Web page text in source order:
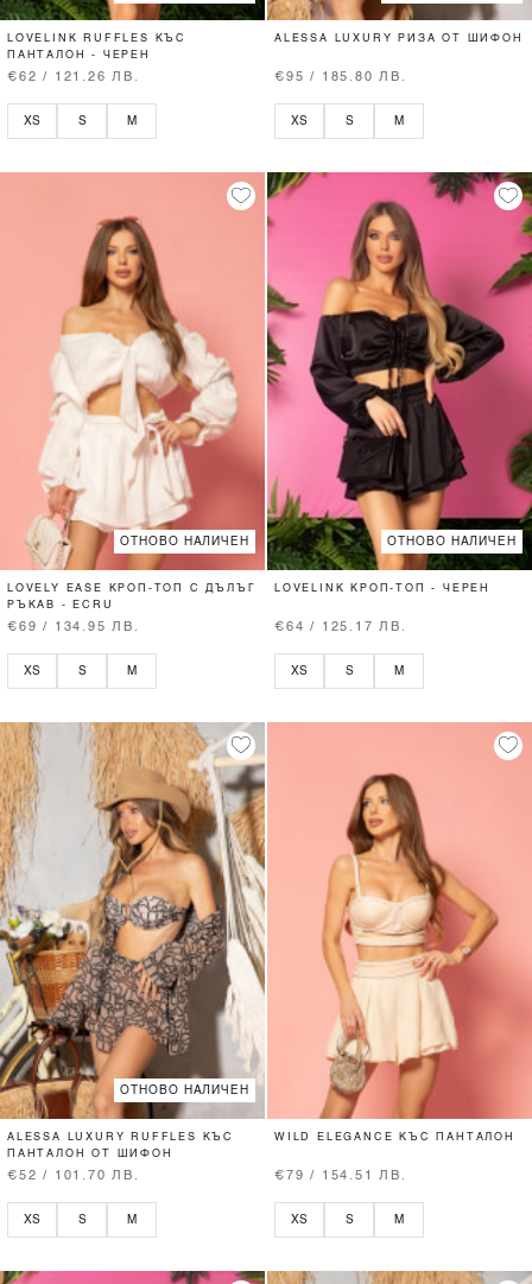
LOVELINK RUFFLES КЪС
ПАНТАЛОН - ЧЕРЕН
€62 / 121.26 ЛВ.
XS S M
ALESSA LUXURY РИЗА ОТ ШИФОН
€95 / 185.80 ЛВ.
XS S M
ОТНОВО НАЛИЧЕН
LOVELY EASE КРОП-ТОП С ДЪЛЪГ
РЪКАВ - ECRU
€69 / 134.95 ЛВ.
XS S M
ОТНОВО НАЛИЧЕН
LOVELINK КРОП-ТОП - ЧЕРЕН
€64 / 125.17 ЛВ.
XS S M
ОТНОВО НАЛИЧЕН
ALESSA LUXURY RUFFLES КЪС
ПАНТАЛОН ОТ ШИФОН
€52 / 101.70 ЛВ.
XS S M
WILD ELEGANCE КЪС ПАНТАЛОН
€79 / 154.51 ЛВ.
XS S M